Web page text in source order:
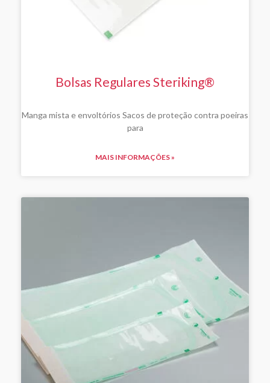
Bolsas Regulares Steriking®
Manga mista e envoltórios Sacos de proteção contra poeiras
para
MAIS INFORMAÇÕES »